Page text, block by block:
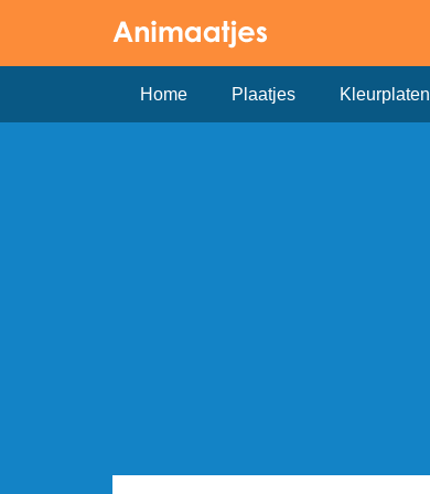
Home Plaatjes Kleurplaten